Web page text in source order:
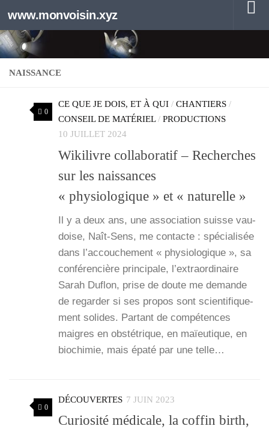
Au dessous du contenu
www.monvoisin.xyz
NAISSANCE
0
CE QUE JE DOIS, ET À QUI / CHANTIERS /
CONSEIL DE MATÉRIEL/ PRODUCTIONS
10 JUILLET 2024
Wikilivre collaboratif – Recherches
sur les naissances
« physiologique » et « naturelle »
Il y a deux ans, une asso­cia­tion suisse vau­
doise, Naît-Sens, me contacte : spé­cia­li­sée
dans l’ac­cou­che­ment « phy­sio­lo­gique », sa
confé­ren­cière prin­ci­pale, l’ex­tra­or­di­naire
Sarah Duflon, prise de doute me demande
de regar­der si ses pro­pos sont scien­ti­fi­que­
ment solides. Par­tant de com­pé­tences
maigres en obs­té­trique, en maïeu­tique, en
bio­chi­mie, mais épa­té par une telle…
0
DÉCOUVERTES 7 JUIN 2023
Curiosité médicale, la coffin birth,